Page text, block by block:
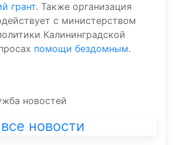
грант. Также организация
с министерством
Калининградской
помощи бездомным.
новостей
все новости